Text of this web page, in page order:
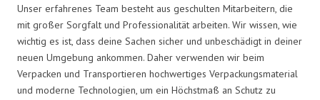
Unser erfahrenes Team besteht aus geschulten Mitarbeitern, die
mit großer Sorgfalt und Professionalität arbeiten. Wir wissen, wie
wichtig es ist, dass deine Sachen sicher und unbeschädigt in deiner
neuen Umgebung ankommen. Daher verwenden wir beim
Verpacken und Transportieren hochwertiges Verpackungsmaterial
und moderne Technologien, um ein Höchstmaß an Schutz zu